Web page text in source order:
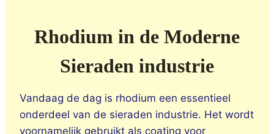
Rhodium in de Moderne
Sieraden industrie
Vandaag de dag is rhodium een essentieel
onderdeel van de sieraden industrie. Het wordt
voornamelijk gebruikt als coating voor